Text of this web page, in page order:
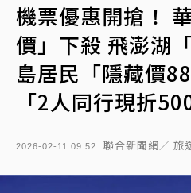
機票優惠開搶！
價」下殺 飛澎湖
島居民「隱藏價
「2人同行現折500
2026-02-11 09:52 聯合新聞網／ 旅